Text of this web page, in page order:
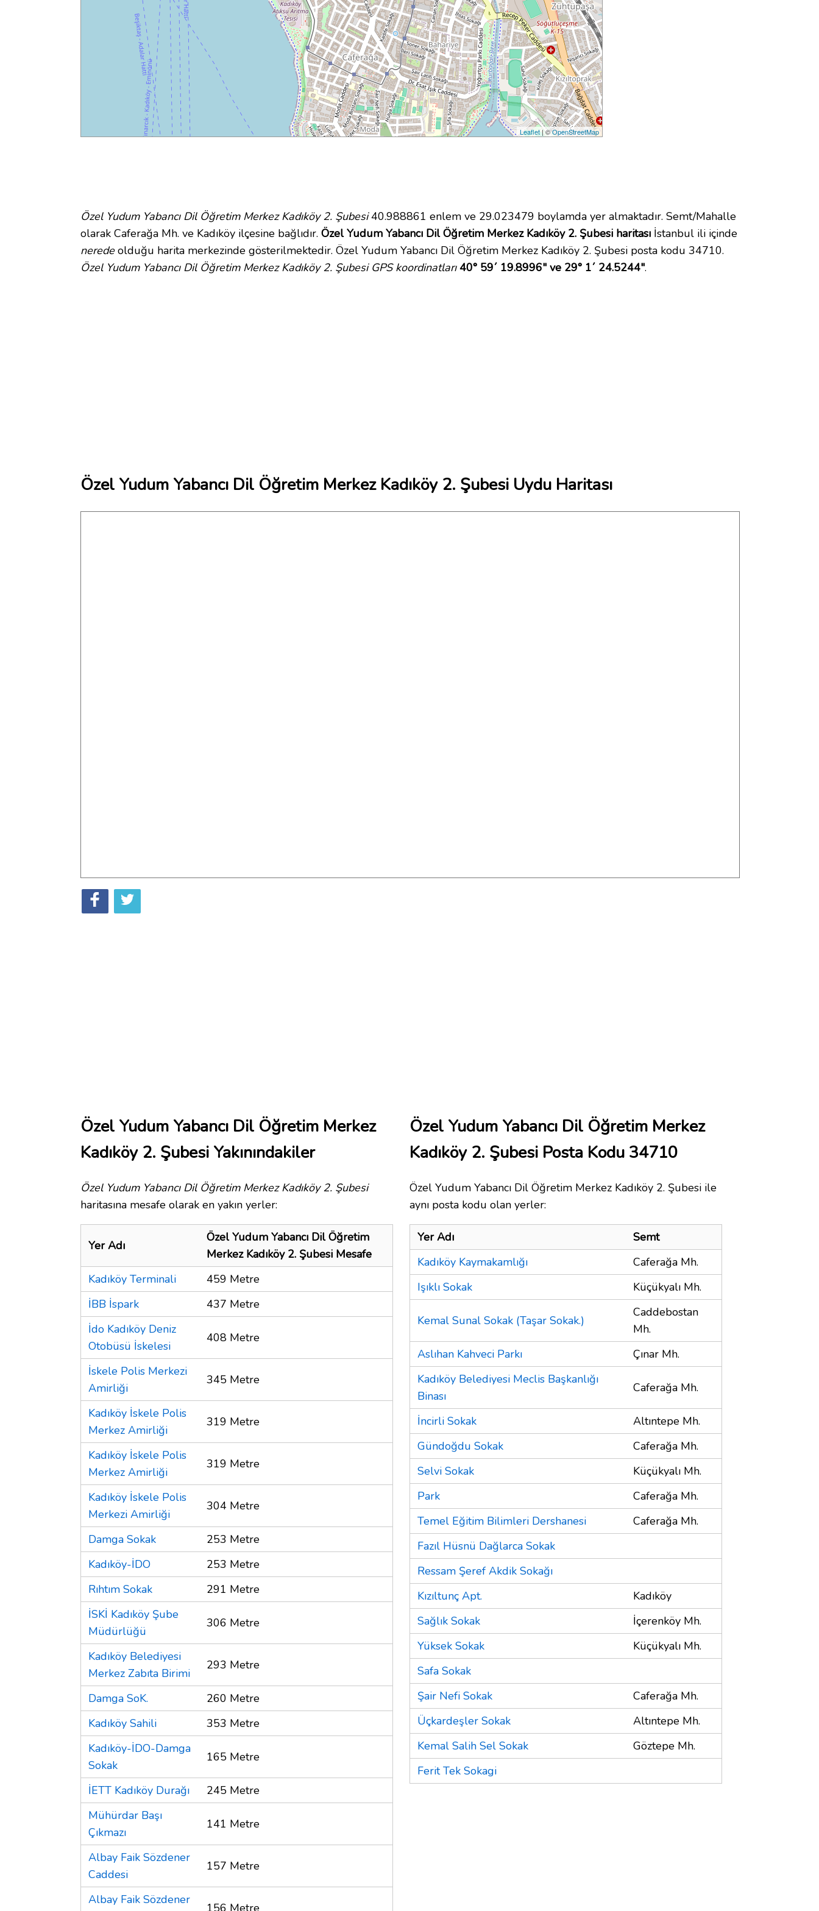
Leaflet| ©OpenStreetMap
Özel Yudum Yabancı Dil Öğretim Merkez Kadıköy 2. Şubesi40.988861 enlem ve 29.023479 boylamda yer almaktadır. Semt/Mahalle
olarak Caferağa Mh. ve Kadıköy ilçesine bağlıdır. Özel Yudum Yabancı Dil Öğretim Merkez Kadıköy 2. Şubesi haritası İstanbul ili içinde
neredeolduğu harita merkezinde gösterilmektedir. Özel Yudum Yabancı Dil Öğretim Merkez Kadıköy 2. Şubesi posta kodu 34710.
Özel Yudum Yabancı Dil Öğretim Merkez Kadıköy 2. Şubesi GPS koordinatları 40° 59´ 19.8996" ve 29° 1´ 24.5244".
Özel Yudum Yabancı Dil Öğretim Merkez Kadıköy 2. Şubesi Uydu Haritası
Özel Yudum Yabancı Dil Öğretim Merkez
Kadıköy 2. Şubesi Yakınındakiler
Özel Yudum Yabancı Dil Öğretim Merkez Kadıköy 2. Şubesi
haritasına mesafe olarak en yakın yerler:
Yer Adı
Özel Yudum Yabancı Dil Öğretim
Merkez Kadıköy 2. Şubesi Mesafe
Kadıköy Terminali
459 Metre
İBB İspark
437 Metre
İdo Kadıköy Deniz
Otobüsü İskelesi
408 Metre
İskele Polis Merkezi
Amirliği
345 Metre
Kadıköy İskele Polis
Merkez Amirliği
319 Metre
Kadıköy İskele Polis
Merkez Amirliği
319 Metre
Kadıköy İskele Polis
Merkezi Amirliği
304 Metre
Damga Sokak
253 Metre
Kadıköy-İDO
253 Metre
Rıhtım Sokak
291 Metre
İSKİ Kadıköy Şube
Müdürlüğü
306 Metre
Kadıköy Belediyesi
Merkez Zabıta Birimi
293 Metre
Damga SoK.
260 Metre
Kadıköy Sahili
353 Metre
Kadıköy-İDO-Damga
Sokak
165 Metre
İETT Kadıköy Durağı
245 Metre
Mühürdar Başı
Çıkmazı
141 Metre
Albay Faik Sözdener
Caddesi
157 Metre
Albay Faik Sözdener
156 Metre
Özel Yudum Yabancı Dil Öğretim Merkez
Kadıköy 2. Şubesi Posta Kodu 34710
Özel Yudum Yabancı Dil Öğretim Merkez Kadıköy 2. Şubesi ile
aynı posta kodu olan yerler:
Yer Adı
Semt
Kadıköy Kaymakamlığı
Caferağa Mh.
Işıklı Sokak
Küçükyalı Mh.
Kemal Sunal Sokak (Taşar Sokak.)
Caddebostan
Mh.
Aslıhan Kahveci Parkı
Çınar Mh.
Kadıköy Belediyesi Meclis Başkanlığı
Binası
Caferağa Mh.
İncirli Sokak
Altıntepe Mh.
Gündoğdu Sokak
Caferağa Mh.
Selvi Sokak
Küçükyalı Mh.
Park
Caferağa Mh.
Temel Eğitim Bilimleri Dershanesi
Caferağa Mh.
Fazıl Hüsnü Dağlarca Sokak
Ressam Şeref Akdik Sokağı
Kızıltunç Apt.
Kadıköy
Sağlık Sokak
İçerenköy Mh.
Yüksek Sokak
Küçükyalı Mh.
Safa Sokak
Şair Nefi Sokak
Caferağa Mh.
Üçkardeşler Sokak
Altıntepe Mh.
Kemal Salih Sel Sokak
Göztepe Mh.
Ferit Tek Sokagi